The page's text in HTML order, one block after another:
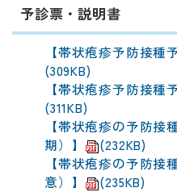
予診票・説明書
【帯状疱疹予防接種
(309KB)
【帯状疱疹予防接種
(311KB)
【帯状疱疹の予防接
期）】
(232KB)
【帯状疱疹の予防接
意）】
(235KB)